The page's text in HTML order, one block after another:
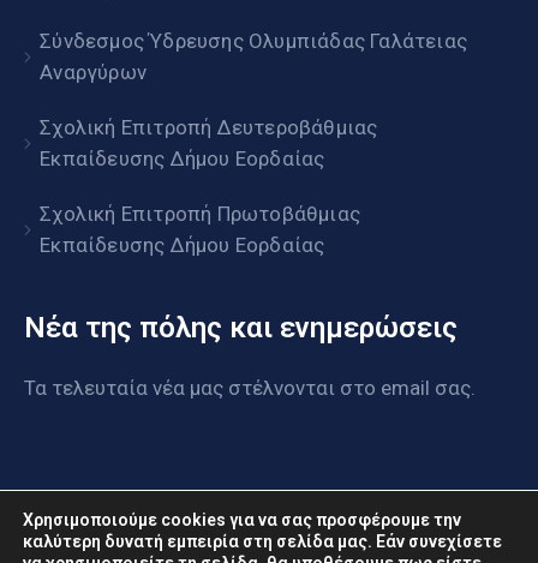
Σύνδεσμος Ύδρευσης Ολυμπιάδας Γαλάτειας
Αναργύρων
Σχολική Επιτροπή Δευτεροβάθμιας
Εκπαίδευσης Δήμου Εορδαίας
Σχολική Επιτροπή Πρωτοβάθμιας
Εκπαίδευσης Δήμου Εορδαίας
Νέα της πόλης και ενημερώσεις
Τα τελευταία νέα μας στέλνονται στο email σας.
Χρησιμοποιούμε cookies για να σας προσφέρουμε την
καλύτερη δυνατή εμπειρία στη σελίδα μας. Εάν συνεχίσετε